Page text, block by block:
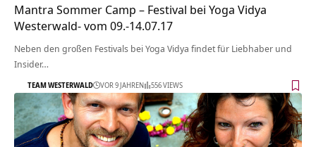
Mantra Sommer Camp – Festival bei Yoga Vidya
Westerwald- vom 09.-14.07.17
Neben den großen Festivals bei Yoga Vidya findet für Liebhaber und
Insider…
TEAM WESTERWALD VOR 9 JAHREN 556 VIEWS